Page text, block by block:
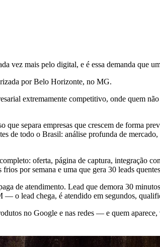
vez mais pelo digital, e é essa demanda que
por Belo Horizonte, no MG.
extremamente competitivo, onde quem
separa empresas que crescem de forma
de todo o Brasil: análise profunda de
oferta, página de captura, integração
por semana e uma que gera 30 leads
de atendimento. Lead que demora 30
o lead chega, é atendido em segundos,
no Google e nas redes — e quem aparece,